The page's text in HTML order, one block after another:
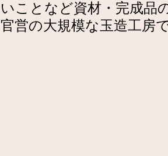
いことなど資材・完成品
官営の大規模な玉造工房